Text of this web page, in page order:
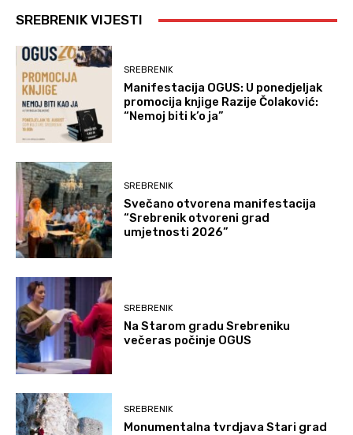
SREBRENIK VIJESTI
SREBRENIK
Manifestacija OGUS: U ponedjeljak
promocija knjige Razije Čolaković:
“Nemoj biti k’o ja”
SREBRENIK
Svečano otvorena manifestacija
“Srebrenik otvoreni grad
umjetnosti 2026”
SREBRENIK
Na Starom gradu Srebreniku
večeras počinje OGUS
SREBRENIK
Monumentalna tvrdjava Stari grad